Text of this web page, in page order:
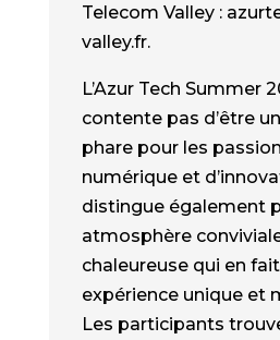
Telecom Valley :
valley.fr.
L’Azur Tech Summer
contente pas d’être
phare pour les
numérique et
distingue également
atmosphère
chaleureuse qui en
expérience unique et
Les participants